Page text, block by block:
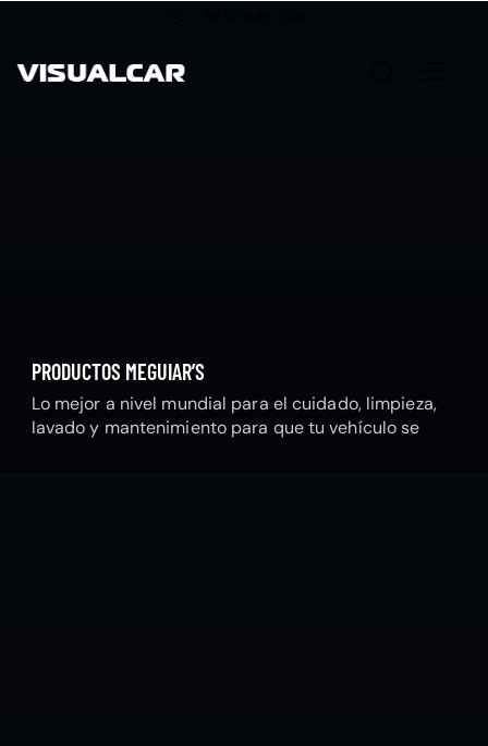
PRODUCTOS MEGUIAR’S
Lo mejor a nivel mundial para el cuidado, limpieza,
lavado y mantenimiento para que tu vehículo se